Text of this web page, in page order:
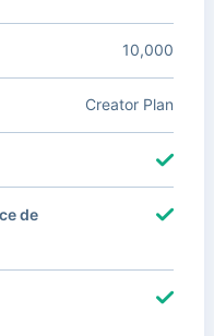
10,000
Creator Plan
de